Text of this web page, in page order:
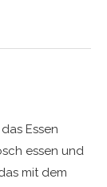
Essen
essen und
mit dem